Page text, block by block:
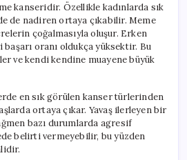
kanseridir. Özellikle kadınlarda sık
de nadiren ortaya çıkabilir. Meme
çoğalmasıyla oluşur. Erken
oranı oldukça yüksektir. Bu
ve kendi kendine muayene büyük
en sık görülen kanser türlerinden
ortaya çıkar. Yavaş ilerleyen bir
bazı durumlarda agresif
belirti vermeyebilir, bu yüzden